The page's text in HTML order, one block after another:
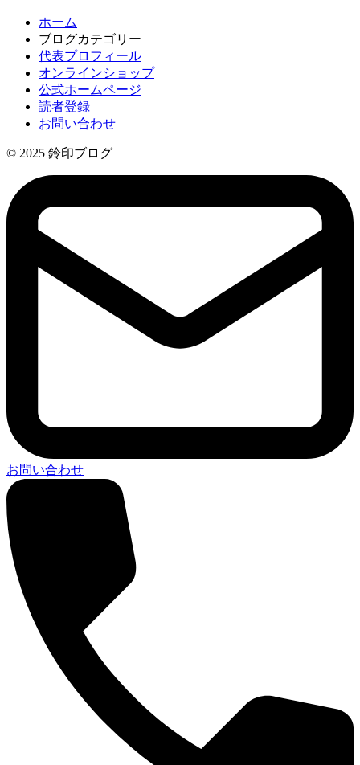
ホーム
ブログカテゴリー
代表プロフィール
オンラインショップ
公式ホームページ
読者登録
お問い合わせ
© 2025 鈴印ブログ
お問い合わせ